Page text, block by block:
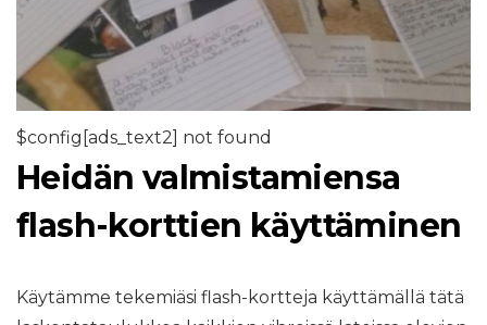
$config[ads_text2] not found
Heidän valmistamiensa
flash-korttien käyttäminen
Käytämme tekemiäsi flash-kortteja käyttämällä tätä